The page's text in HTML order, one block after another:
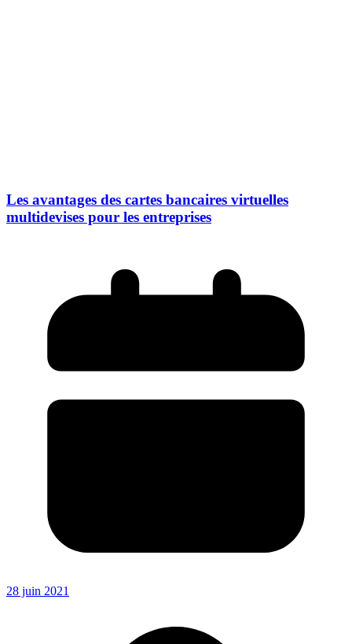
Les avantages des cartes bancaires virtuelles
multidevises pour les entreprises
28 juin 2021